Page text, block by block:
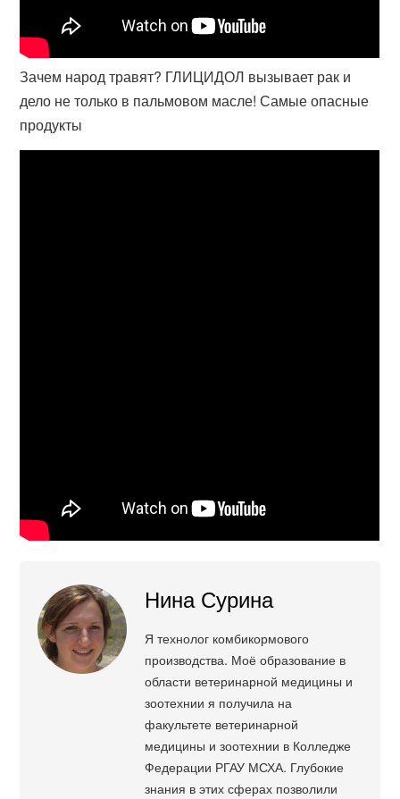
Зачем народ травят? ГЛИЦИДОЛ вызывает рак и
дело не только в пальмовом масле! Самые опасные
продукты
Нина Сурина
Я технолог комбикормового
производства. Моё образование в
области ветеринарной медицины и
зоотехнии я получила на
факультете ветеринарной
медицины и зоотехнии в Колледже
Федерации РГАУ МСХА. Глубокие
знания в этих сферах позволили